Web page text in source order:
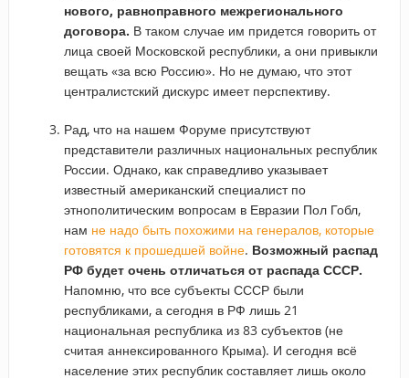
нового, равноправного межрегионального
договора. В таком случае им придется говорить от
лица своей Московской республики, а они привыкли
вещать «за всю Россию». Но не думаю, что этот
централистский дискурс имеет перспективу.
Рад, что на нашем Форуме присутствуют
представители различных национальных республик
России. Однако, как справедливо указывает
известный американский специалист по
этнополитическим вопросам в Евразии Пол Гобл,
нам не надо быть похожими на генералов, которые
готовятся к прошедшей войне. Возможный распад
РФ будет очень отличаться от распада СССР.
Напомню, что все субъекты СССР были
республиками, а сегодня в РФ лишь 21
национальная республика из 83 субъектов (не
считая аннексированного Крыма). И сегодня всё
население этих республик составляет лишь около